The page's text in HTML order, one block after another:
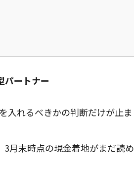
パートナー
入れるべきかの判断だけが止ま
月末時点の現金着地がまだ読め